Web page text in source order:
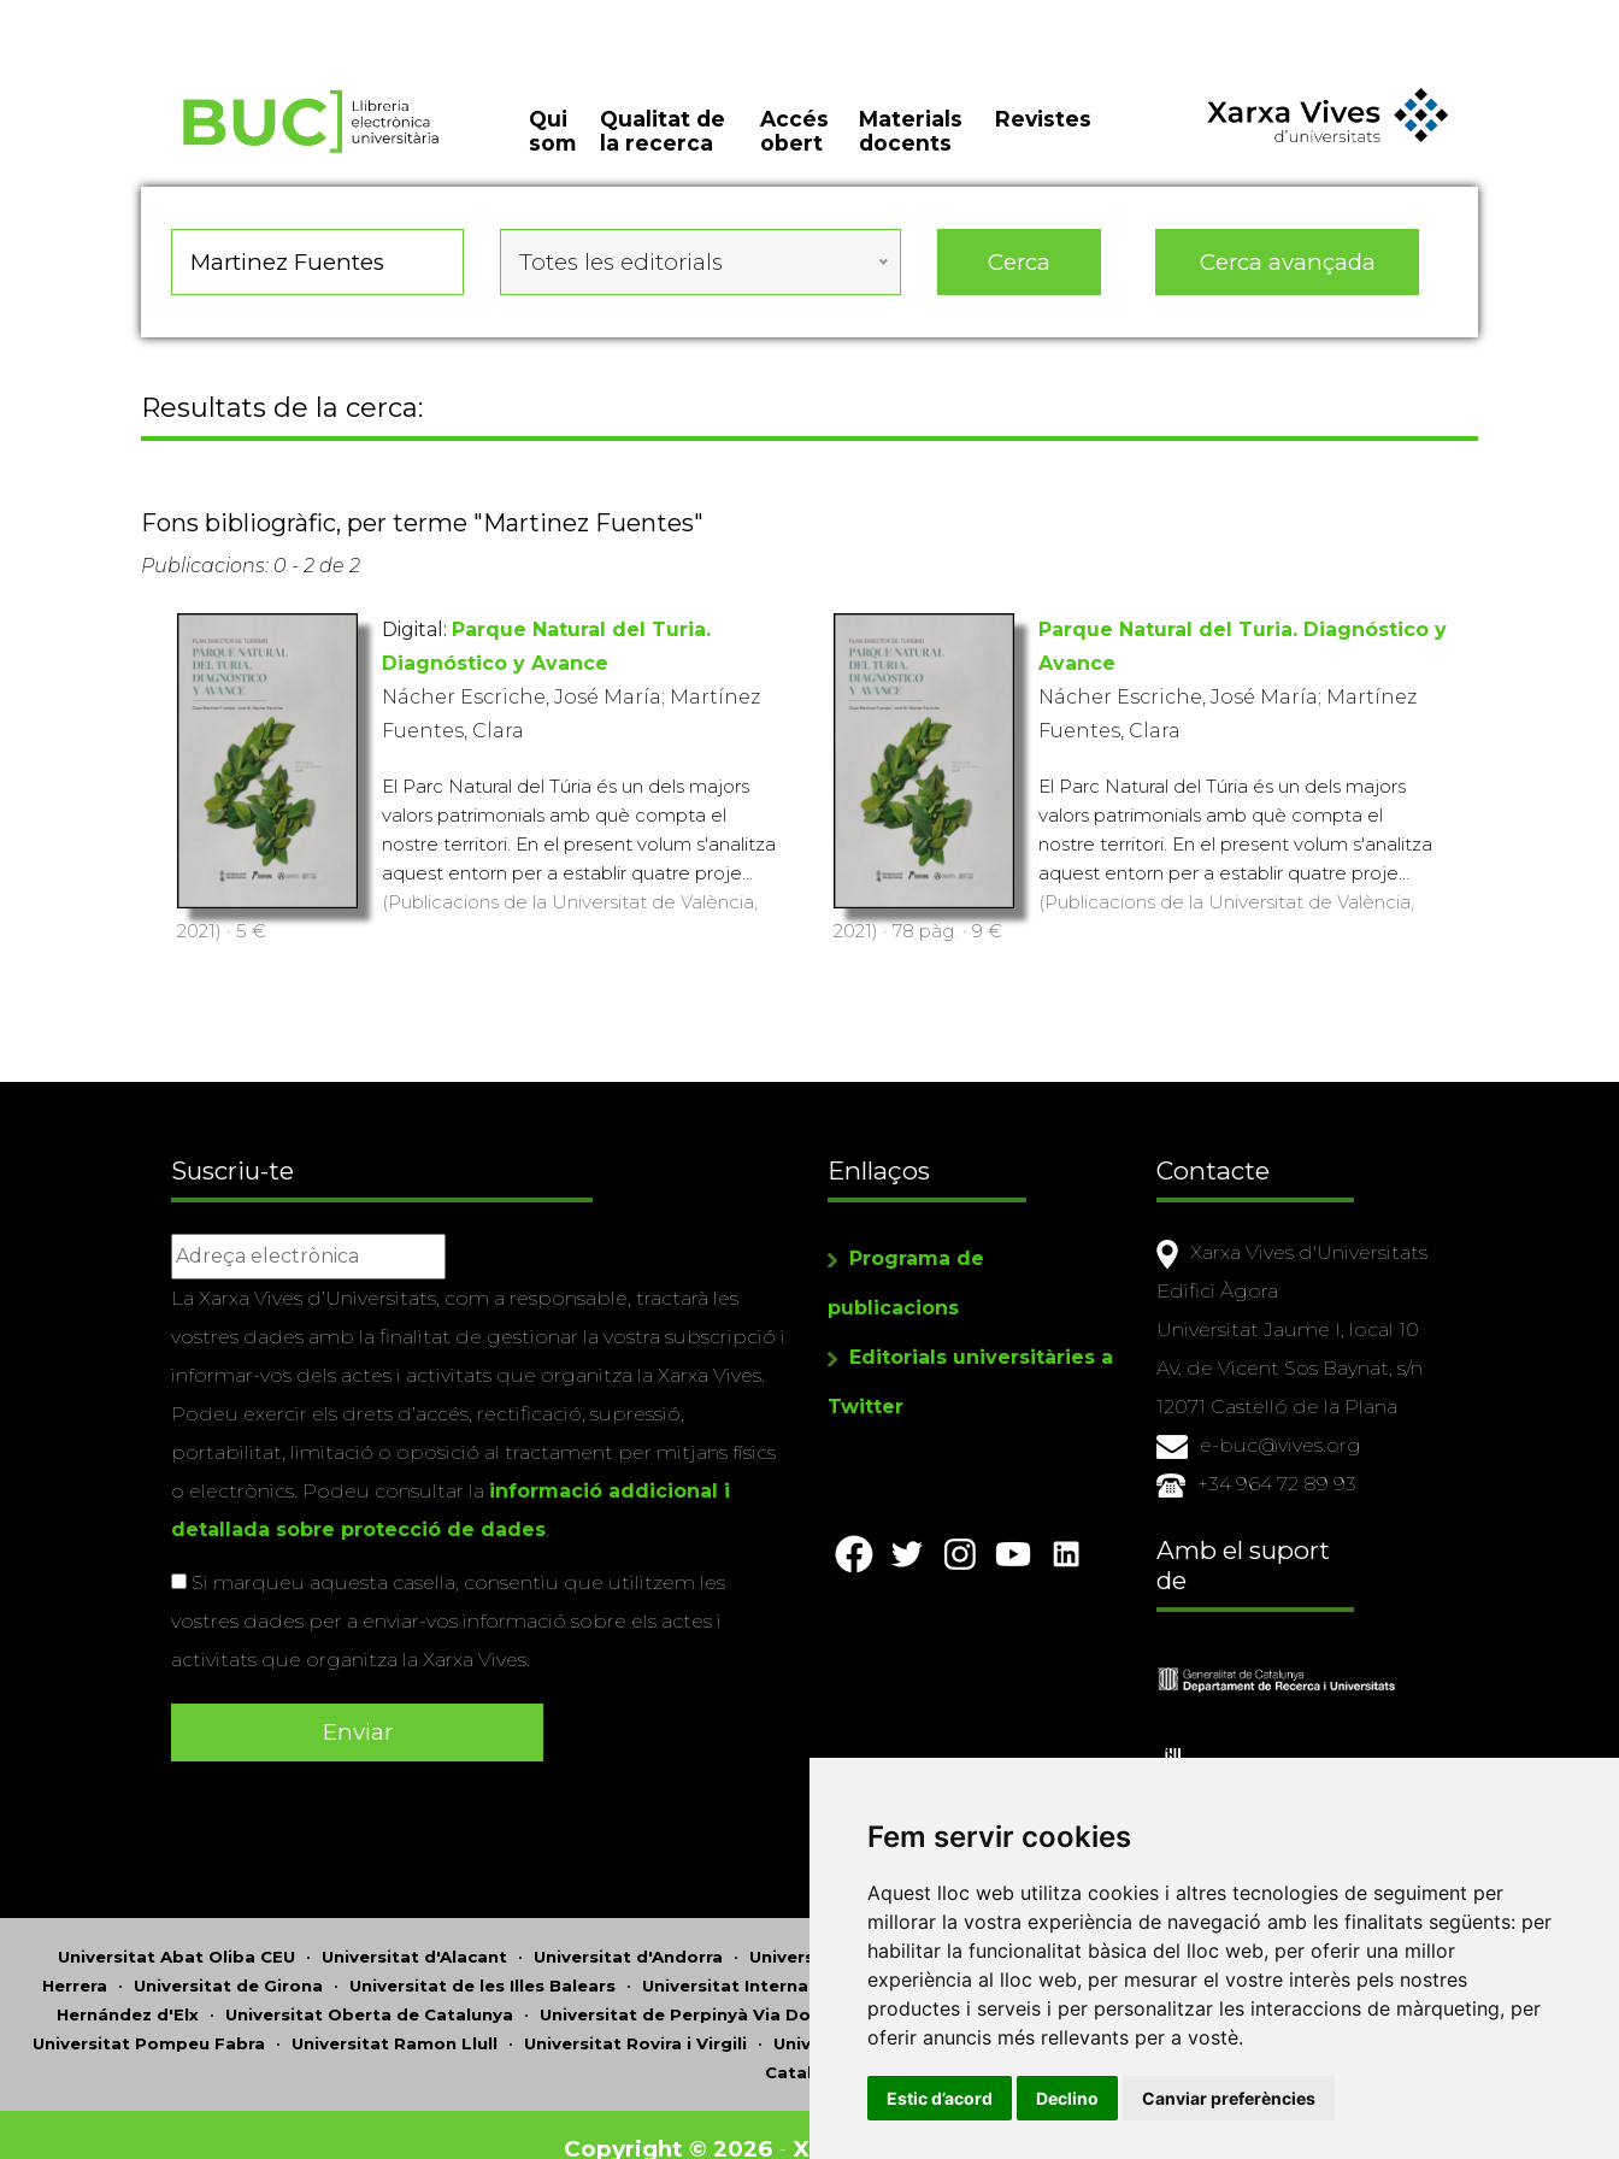
Fem servir cookies
Aquest lloc web utilitza cookies i altres tecnologies de seguiment per
millorar la vostra experiència de navegació amb les finalitats següents: per
habilitar la funcionalitat bàsica del lloc web, per oferir una millor
experiència al lloc web, per mesurar el vostre interès pels nostres
productes i serveis i per personalitzar les interaccions de màrqueting, per
oferir anuncis més rellevants per a vostè.
Estic d’acord Declino Canviar preferències
Qui
som
Qualitat de
la recerca
Accés
obert
Materials
docents
Revistes
Totes les editorials Cerca Cerca avançada
Resultats de la cerca:
Fons bibliogràfic, per terme "Martinez Fuentes"
Publicacions: 0 - 2 de 2
Digital: Parque Natural del Turia.
Diagnóstico y Avance
Nácher Escriche, José María; Martínez
Fuentes, Clara
El Parc Natural del Túria és un dels majors
valors patrimonials amb què compta el
nostre territori. En el present volum s'analitza
aquest entorn per a establir quatre proje...
(Publicacions de la Universitat de València,
2021) · 5 €
Parque Natural del Turia. Diagnóstico y
Avance
Nácher Escriche, José María; Martínez
Fuentes, Clara
El Parc Natural del Túria és un dels majors
valors patrimonials amb què compta el
nostre territori. En el present volum s'analitza
aquest entorn per a establir quatre proje...
(Publicacions de la Universitat de València,
2021) · 78 pàg. · 9 €
Suscriu-te
La Xarxa Vives d’Universitats, com a responsable, tractarà les
vostres dades amb la finalitat de gestionar la vostra subscripció i
informar-vos dels actes i activitats que organitza la Xarxa Vives.
Podeu exercir els drets d’accés, rectificació, supressió,
portabilitat, limitació o oposició al tractament per mitjans físics
o electrònics. Podeu consultar la informació addicional i
detallada sobre protecció de dades.
Si marqueu aquesta casella, consentiu que utilitzem les
vostres dades per a enviar-vos informació sobre els actes i
activitats que organitza la Xarxa Vives.
Enllaços
Programa de
publicacions
Editorials universitàries a
Twitter
Contacte
Xarxa Vives d'Universitats
Edifici Àgora
Universitat Jaume I, local 10
Av. de Vicent Sos Baynat, s/n
12071 Castelló de la Plana
e-buc@vives.org
+34 964 72 89 93
Amb el suport
de
Universitat Abat Oliba CEU • Universitat d'Alacant • Universitat d'Andorra • Universitat Autònoma de Barcelona•Universitat de Barcelona•Universitat CEU Cardenal
Herrera • Universitat de Girona • Universitat de les Illes Balears • Universitat Internacional de Catalunya•Universitat Jaume I•Universitat de Lleida•Universitat Miguel
Hernández d'Elx • Universitat Oberta de Catalunya • Universitat de Perpinyà Via Domitia •Universitat Politècnica de Catalunya•Universitat Politècnica de València
Universitat Pompeu Fabra • Universitat Ramon Llull • Universitat Rovira i Virgili • Universitat de Sàsser•Universitat de València•Universitat de Vic - Universitat Central de
Catalunya
Copyright © 2026- Xarxa Vives d'Universitats